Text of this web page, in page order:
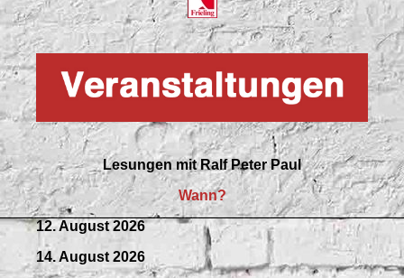
Lesungen mitRalf Peter Paul
Wann?
12. August 2026
14. August 2026